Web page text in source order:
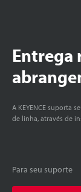
Entrega
A KEYENCE suporta
de linha, através de
Para seu suporte